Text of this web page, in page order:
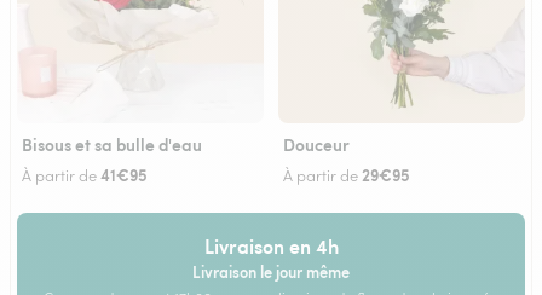
Bisous et sa bulle d'eau
À partir de41€95
Douceur
À partir de 29€95
Livraison en 4h
Livraison le jour même